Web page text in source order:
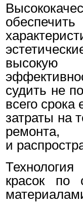
высокую
судить не
всего
затраты на
и
красок по